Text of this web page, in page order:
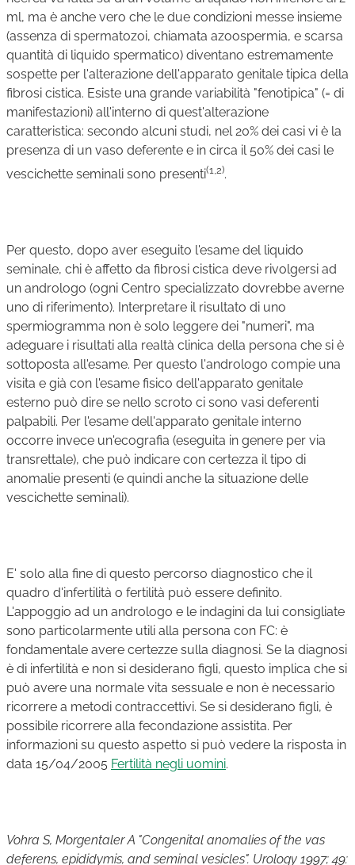
ml, ma è anche vero che le due condizioni messe insieme
(assenza di spermatozoi, chiamata azoospermia, e scarsa
quantità di liquido spermatico) diventano estremamente
sospette per l'alterazione dell'apparato genitale tipica della
fibrosi cistica. Esiste una grande variabilità "fenotipica" (= di
manifestazioni) all'interno di quest'alterazione
caratteristica: secondo alcuni studi, nel 20% dei casi vi è la
presenza di un vaso deferente e in circa il 50% dei casi le
vescichette seminali sono presenti(1,2).
Per questo, dopo aver eseguito l'esame del liquido
seminale, chi è affetto da fibrosi cistica deve rivolgersi ad
un andrologo (ogni Centro specializzato dovrebbe averne
uno di riferimento). Interpretare il risultato di uno
spermiogramma non è solo leggere dei "numeri", ma
adeguare i risultati alla realtà clinica della persona che si è
sottoposta all'esame. Per questo l'andrologo compie una
visita e già con l'esame fisico dell'apparato genitale
esterno può dire se nello scroto ci sono vasi deferenti
palpabili. Per l'esame dell'apparato genitale interno
occorre invece un'ecografia (eseguita in genere per via
transrettale), che può indicare con certezza il tipo di
anomalie presenti (e quindi anche la situazione delle
vescichette seminali).
E' solo alla fine di questo percorso diagnostico che il
quadro d'infertilità o fertilità può essere definito.
L'appoggio ad un andrologo e le indagini da lui consigliate
sono particolarmente utili alla persona con FC: è
fondamentale avere certezze sulla diagnosi. Se la diagnosi
è di infertilità e non si desiderano figli, questo implica che si
può avere una normale vita sessuale e non è necessario
ricorrere a metodi contraccettivi. Se si desiderano figli, è
possibile ricorrere alla fecondazione assistita. Per
informazioni su questo aspetto si può vedere la risposta in
data 15/04/2005 Fertilità negli uomini.
Vohra S, Morgentaler A "Congenital anomalies of the vas
deferens, epididymis, and seminal vesicles". Urology 1997; 49: